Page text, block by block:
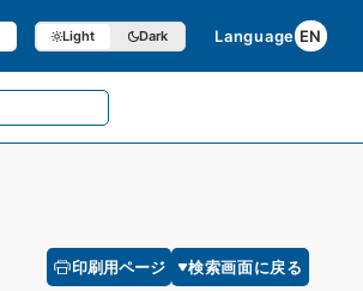
Light Dark Language EN
印刷用ページ 検索画面に戻る